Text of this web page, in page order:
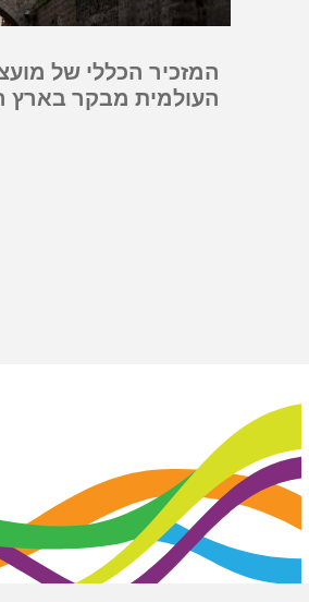
המזכיר הכללי של
העולמית מבקר בארץ